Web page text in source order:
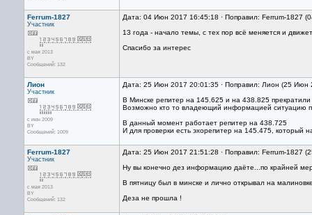
Ferrum-1827
Участник
с мая 2013
BY
Сообщений: 132
Дата: 04 Июн 2017 16:45:18 · Поправил: Ferrum-1827
13 года - начало темы, с тех пор всё меняется и
Спасибо за интерес
Лион
Участник
с июн 2009
BY
Сообщений: 1009
Дата: 25 Июн 2017 20:01:35 · Поправил: Лион (25 Июн
В Минске репитер на 145.625 и на 438.825
Возможно кто то владеющий информацией ситуацию
В данный момент работает репитер на 438.725
И для проверки есть эхорепитер на 145.475, который
Ferrum-1827
Участник
с мая 2013
BY
Сообщений: 132
Дата: 25 Июн 2017 21:51:28 · Поправил: Ferrum-1827
Ну вы конечно дез информацию даёте...по крайней
В пятницу был в минске и лично открывал на
Деза не прошла !